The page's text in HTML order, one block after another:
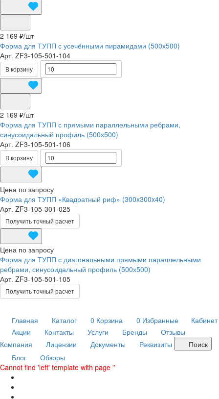
2 169 ₽/шт
Форма для ТУПП с усечёнными пирамидами (500х500)
Арт. ZF3-105-501-104
В корзину
2 169 ₽/шт
Форма для ТУПП с прямыми параллельными ребрами,
синусоидальный профиль (500х500)
Арт. ZF3-105-501-106
В корзину
Цена по запросу
Форма для ТУПП «Квадратный риф» (300x300x40)
Арт. ZF3-105-301-025
Получить точный расчет
Цена по запросу
Форма для ТУПП с диагональными прямыми параллельными
ребрами, синусоидальный профиль (500х500)
Арт. ZF3-105-501-105
Получить точный расчет
Главная Каталог 0 Корзина 0 Избранные
Кабинет
Акции
Контакты Услуги Бренды
Отзывы
Компания
Лицензии Документы Реквизиты
Поиск
Блог
Обзоры
Cannot find 'left' template with page ''